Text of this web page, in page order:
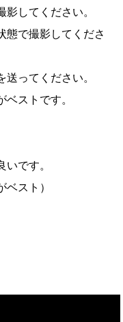
影してください。
態で撮影してくださ
送ってください。
ベストです。
いです。
ベスト）